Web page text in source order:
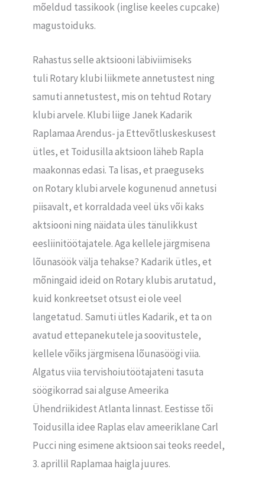
mõeldud tassikook (inglise keeles cupcake)
magustoiduks.
Rahastus selle aktsiooni läbiviimiseks
tuli Rotary klubi liikmete annetustest ning
samuti annetustest, mis on tehtud Rotary
klubi arvele. Klubi liige Janek Kadarik
Raplamaa Arendus- ja Ettevõtluskeskusest
ütles, et Toidusilla aktsioon läheb Rapla
maakonnas edasi. Ta lisas, et praeguseks
on Rotary klubi arvele kogunenud annetusi
piisavalt, et korraldada veel üks või kaks
aktsiooni ning näidata üles tänulikkust
eesliinitöötajatele. Aga kellele järgmisena
lõunasöök välja tehakse? Kadarik ütles, et
mõningaid ideid on Rotary klubis arutatud,
kuid konkreetset otsust ei ole veel
langetatud. Samuti ütles Kadarik, et ta on
avatud ettepanekutele ja soovitustele,
kellele võiks järgmisena lõunasöögi viia.
Algatus viia tervishoiutöötajateni tasuta
söögikorrad sai alguse Ameerika
Ühendriikidest Atlanta linnast. Eestisse tõi
Toidusilla idee Raplas elav ameeriklane Carl
Pucci ning esimene aktsioon sai teoks reedel,
3. aprillil Raplamaa haigla juures.